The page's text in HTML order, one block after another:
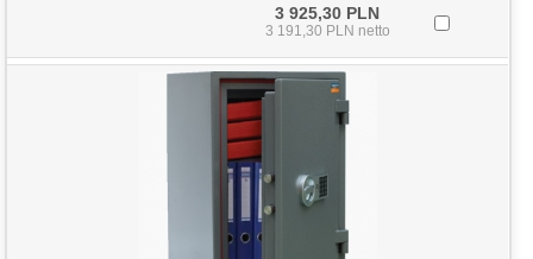
3 925,30 PLN
3 191,30 PLN netto